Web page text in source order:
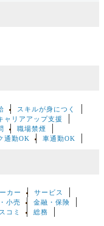
スキルが身につく
ャリアアップ支援
職場禁煙
通勤OK 車通勤OK
カー
サービス
小売
金融・保険
コミ
総務